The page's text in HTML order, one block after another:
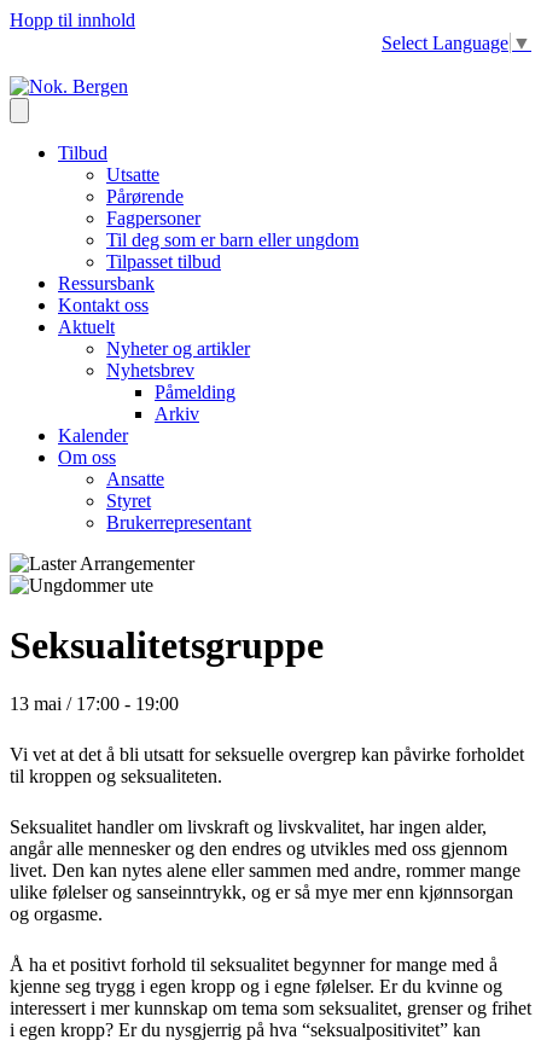
Hopp til innhold
Select Language ▼
Tilbud
Utsatte
Pårørende
Fagpersoner
Til deg som er barn eller ungdom
Tilpasset tilbud
Ressursbank
Kontakt oss
Aktuelt
Nyheter og artikler
Nyhetsbrev
Påmelding
Arkiv
Kalender
Om oss
Ansatte
Styret
Brukerrepresentant
Seksualitetsgruppe
13 mai / 17:00 - 19:00
Vi vet at det å bli utsatt for seksuelle overgrep kan påvirke forholdet
til kroppen og seksualiteten.
Seksualitet handler om livskraft og livskvalitet, har ingen alder,
angår alle mennesker og den endres og utvikles med oss gjennom
livet. Den kan nytes alene eller sammen med andre, rommer mange
ulike følelser og sanseinntrykk, og er så mye mer enn kjønnsorgan
og orgasme.
Å ha et positivt forhold til seksualitet begynner for mange med å
kjenne seg trygg i egen kropp og i egne følelser. Er du kvinne og
interessert i mer kunnskap om tema som seksualitet, grenser og frihet
i egen kropp? Er du nysgjerrig på hva “seksualpositivitet” kan